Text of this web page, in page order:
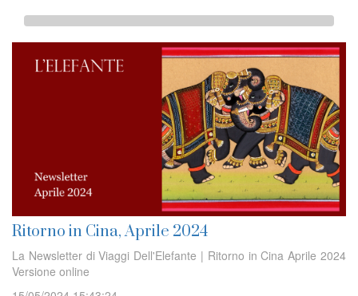
Ritorno in Cina, Aprile 2024
La Newsletter di Viaggi Dell'Elefante | Ritorno in Cina Aprile 2024
Versione online